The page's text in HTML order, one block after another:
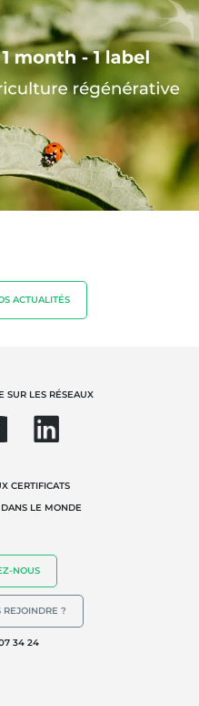
ACTUALITÉS
SUR LES RÉSEAUX
CERTIFICATS
LE MONDE
NOUS
?
34 24